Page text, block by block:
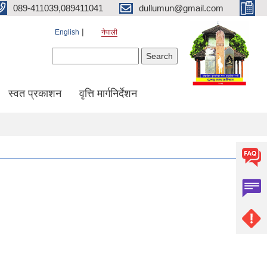
089-411039,089411041 dullumun@gmail.com
English नेपाली
स्वत प्रकाशन वृत्ति मार्गनिर्देशन